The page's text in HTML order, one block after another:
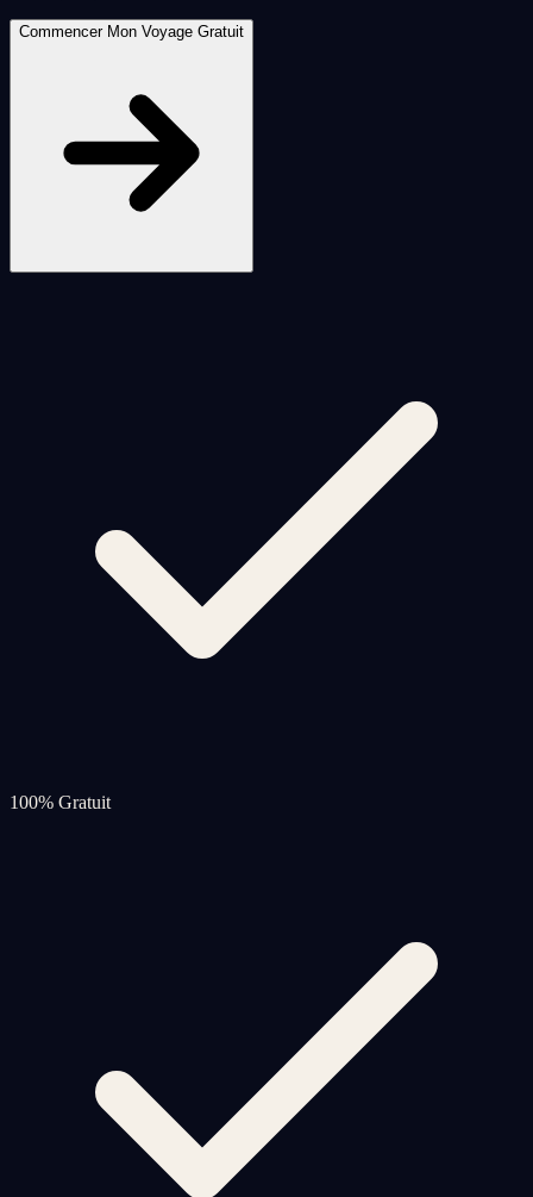
Commencer Mon Voyage Gratuit
100% Gratuit